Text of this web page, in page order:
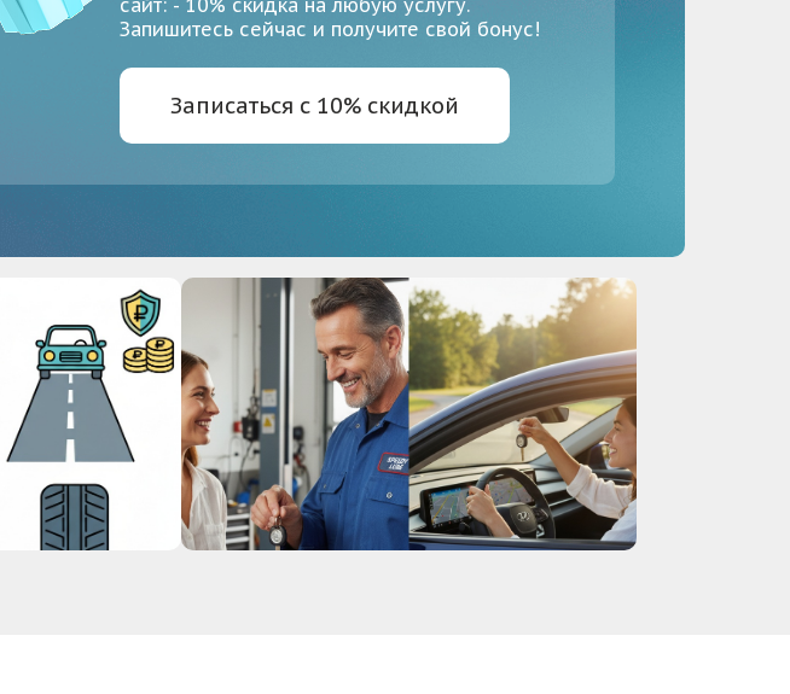
сайт: - 10% скидка на любую услугу.
Запишитесь сейчас и получите свой бонус!
Записаться с 10% скидкой